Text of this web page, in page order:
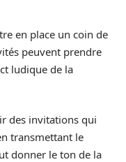
en place un coin de
peuvent prendre
ludique de la
des invitations qui
transmettant le
donner le ton de la